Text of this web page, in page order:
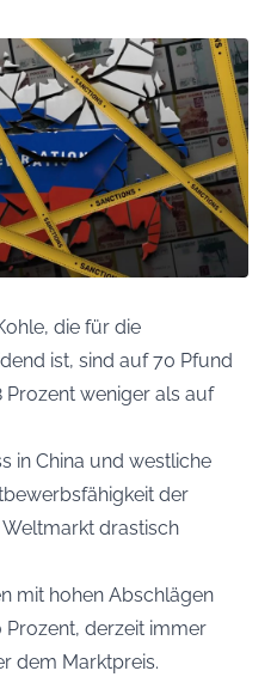
die für die
ist, sind auf 70 Pfund
weniger als auf
in China und westliche
der
drastisch
mit hohen Abschlägen
derzeit immer
dem Marktpreis.